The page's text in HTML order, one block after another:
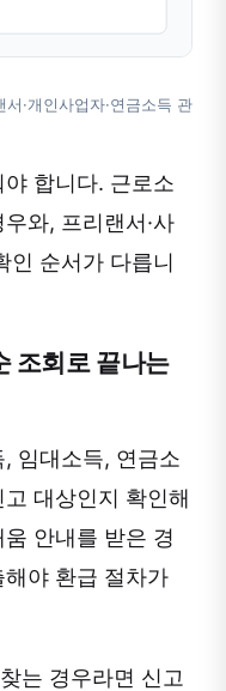
·개인사업자·연금소득 관
합니다. 근로소
와, 프리랜서·사
인 순서가 다릅니
조회로 끝나는
임대소득, 연금소
대상인지 확인해
안내를 받은 경
야 환급 절차가
는 경우라면 신고